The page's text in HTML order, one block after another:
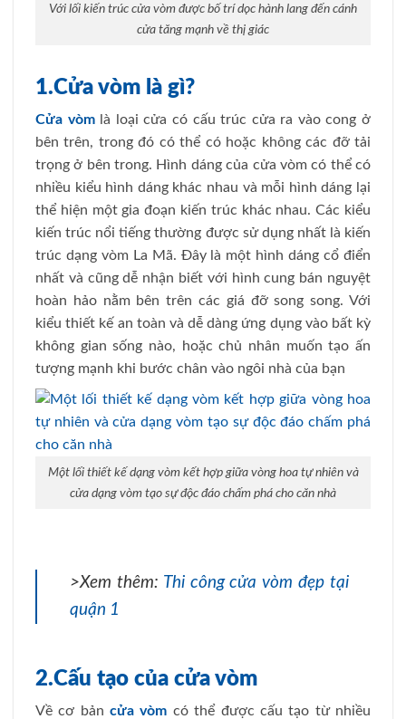
Với lối kiến trúc cửa vòm được bố trí dọc hành lang đến cánh
cửa tăng mạnh về thị giác
1.Cửa vòm là gì?
Cửa vòmlà loại cửa có cấu trúc cửa ra vào cong ở
bên trên, trong đó có thể có hoặc không các đỡ tải
trọng ở bên trong. Hình dáng của cửa vòm có thể có
nhiều kiểu hình dáng khác nhau và mỗi hình dáng lại
thể hiện một gia đoạn kiến trúc khác nhau. Các kiểu
kiến trúc nổi tiếng thường được sử dụng nhất là kiến
trúc dạng vòm La Mã. Đây là một hình dáng cổ điển
nhất và cũng dễ nhận biết với hình cung bán nguyệt
hoàn hảo nằm bên trên các giá đỡ song song. Với
kiểu thiết kế an toàn và dễ dàng ứng dụng vào bất kỳ
không gian sống nào, hoặc chủ nhân muốn tạo ấn
tượng mạnh khi bước chân vào ngôi nhà của bạn
Một lối thiết kế dạng vòm kết hợp giữa vòng hoa tự nhiên và
cửa dạng vòm tạo sự độc đáo chấm phá cho căn nhà
>Xem thêm: Thi công cửa vòm đẹp tại
quận 1
2.Cấu tạo của cửa vòm
Về cơ bảncửa vòm có thể được cấu tạo từ nhiều